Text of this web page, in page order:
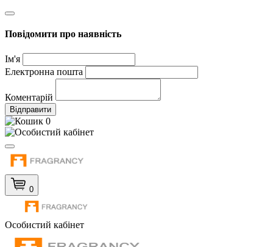
Повідомити про наявність
Ім'я
Електронна пошта
Коментарій
Відправити
0
0
Особистий кабінет